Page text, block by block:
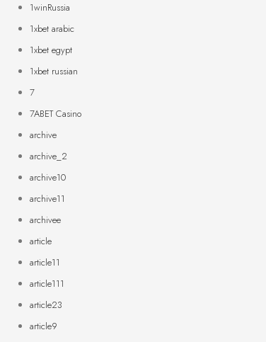
1winRussia
1xbet arabic
1xbet egypt
1xbet russian
7
7ABET Casino
archive
archive_2
archive10
archive11
archivee
article
article11
article111
article23
article9